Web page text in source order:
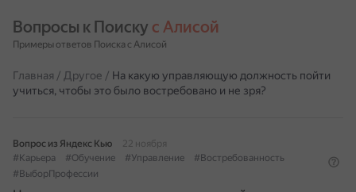
Вопросы к Поиску с Алисой
Примеры ответов Поиска с Алисой
Главная / Другое / На какую управляющую должность пойти
учиться, чтобы это было востребовано и не зря?
Вопрос из Яндекс Кью
22 ноября
#Карьера
#Обучение #Управление
#Востребованность
#ВыборПрофессии